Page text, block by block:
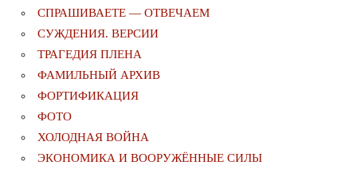
СПРАШИВАЕТЕ — ОТВЕЧАЕМ
СУЖДЕНИЯ. ВЕРСИИ
ТРАГЕДИЯ ПЛЕНА
ФАМИЛЬНЫЙ АРХИВ
ФОРТИФИКАЦИЯ
ФОТО
ХОЛОДНАЯ ВОЙНА
ЭКОНОМИКА И ВООРУЖЁННЫЕ СИЛЫ